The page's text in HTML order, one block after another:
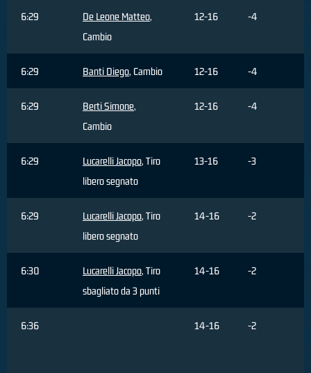
6:29 De Leone Matteo,
Cambio
12-16 -4
6:29 Banti Diego, Cambio 12-16 -4
6:29 Berti Simone,
Cambio
12-16 -4
6:29 Lucarelli Jacopo, Tiro
libero segnato
13-16 -3
6:29 Lucarelli Jacopo, Tiro
libero segnato
14-16 -2
6:30 Lucarelli Jacopo, Tiro
sbagliato da 3 punti
14-16 -2
6:36 14-16 -2